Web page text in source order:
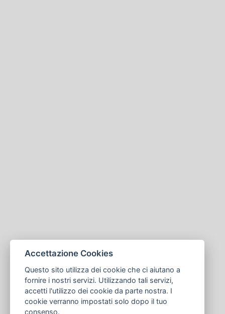
Accettazione Cookies
Questo sito utilizza dei cookie che ci aiutano a
fornire i nostri servizi. Utilizzando tali servizi,
accetti l'utilizzo dei cookie da parte nostra. I
cookie verranno impostati solo dopo il tuo
consenso.